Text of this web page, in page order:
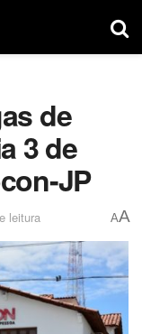
de
3 de
JP
leitura AA